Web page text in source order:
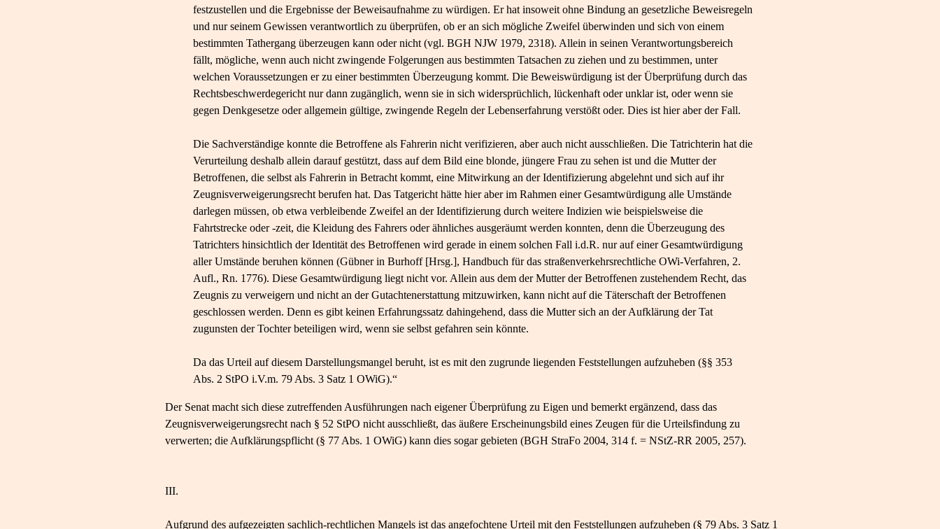
festzustellen und die Ergebnisse der Beweisaufnahme zu würdigen. Er hat insoweit ohne Bindung an gesetzliche Beweisregeln
und nur seinem Gewissen verantwortlich zu überprüfen, ob er an sich mögliche Zweifel überwinden und sich von einem
bestimmten Tathergang überzeugen kann oder nicht (vgl. BGH NJW 1979, 2318). Allein in seinen Verantwortungsbereich
fällt, mögliche, wenn auch nicht zwingende Folgerungen aus bestimmten Tatsachen zu ziehen und zu bestimmen, unter
welchen Voraussetzungen er zu einer bestimmten Überzeugung kommt. Die Beweiswürdigung ist der Überprüfung durch das
Rechtsbeschwerdegericht nur dann zugänglich, wenn sie in sich widersprüchlich, lückenhaft oder unklar ist, oder wenn sie
gegen Denkgesetze oder allgemein gültige, zwingende Regeln der Lebenserfahrung verstößt oder. Dies ist hier aber der Fall.
Die Sachverständige konnte die Betroffene als Fahrerin nicht verifizieren, aber auch nicht ausschließen. Die Tatrichterin hat die
Verurteilung deshalb allein darauf gestützt, dass auf dem Bild eine blonde, jüngere Frau zu sehen ist und die Mutter der
Betroffenen, die selbst als Fahrerin in Betracht kommt, eine Mitwirkung an der Identifizierung abgelehnt und sich auf ihr
Zeugnisverweigerungsrecht berufen hat. Das Tatgericht hätte hier aber im Rahmen einer Gesamtwürdigung alle Umstände
darlegen müssen, ob etwa verbleibende Zweifel an der Identifizierung durch weitere Indizien wie beispielsweise die
Fahrtstrecke oder -zeit, die Kleidung des Fahrers oder ähnliches ausgeräumt werden konnten, denn die Überzeugung des
Tatrichters hinsichtlich der Identität des Betroffenen wird gerade in einem solchen Fall i.d.R. nur auf einer Gesamtwürdigung
aller Umstände beruhen können (Gübner in Burhoff [Hrsg.], Handbuch für das straßenverkehrsrechtliche OWi-​Verfahren, 2.
Aufl., Rn. 1776). Diese Gesamtwürdigung liegt nicht vor. Allein aus dem der Mutter der Betroffenen zustehendem Recht, das
Zeugnis zu verweigern und nicht an der Gutachtenerstattung mitzuwirken, kann nicht auf die Täterschaft der Betroffenen
geschlossen werden. Denn es gibt keinen Erfahrungssatz dahingehend, dass die Mutter sich an der Aufklärung der Tat
zugunsten der Tochter beteiligen wird, wenn sie selbst gefahren sein könnte.
Da das Urteil auf diesem Darstellungsmangel beruht, ist es mit den zugrunde liegenden Feststellungen aufzuheben (§§ 353
Abs. 2 StPO i.V.m. 79 Abs. 3 Satz 1 OWiG).“
Der Senat macht sich diese zutreffenden Ausführungen nach eigener Überprüfung zu Eigen und bemerkt ergänzend, dass das
Zeugnisverweigerungsrecht nach § 52 StPO nicht ausschließt, das äußere Erscheinungsbild eines Zeugen für die Urteilsfindung zu
verwerten; die Aufklärungspflicht (§ 77 Abs. 1 OWiG) kann dies sogar gebieten (BGH StraFo 2004, 314 f. = NStZ-​RR 2005, 257).
III.
Aufgrund des aufgezeigten sachlich-​rechtlichen Mangels ist das angefochtene Urteil mit den Feststellungen aufzuheben (§ 79 Abs. 3 Satz 1